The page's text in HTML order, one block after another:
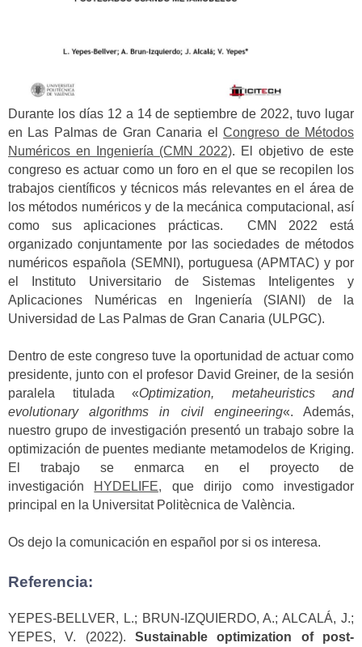
Durante los días 12 a 14 de septiembre de 2022, tuvo lugar
en Las Palmas de Gran Canaria elCongreso de Métodos
Numéricos en Ingeniería (CMN 2022). El objetivo de este
congreso es actuar como un foro en el que se recopilen los
trabajos científicos y técnicos más relevantes en el área de
los métodos numéricos y de la mecánica computacional, así
como sus aplicaciones prácticas. CMN 2022 está
organizado conjuntamente por las sociedades de métodos
numéricos española (SEMNI), portuguesa (APMTAC) y por
el Instituto Universitario de Sistemas Inteligentes y
Aplicaciones Numéricas en Ingeniería (SIANI) de la
Universidad de Las Palmas de Gran Canaria (ULPGC).
Dentro de este congreso tuve la oportunidad de actuar como
presidente, junto con el profesor David Greiner, de la sesión
paralela titulada «Optimization, metaheuristics and
evolutionary algorithms in civil engineering«. Además,
nuestro grupo de investigación presentó un trabajo sobre la
optimización de puentes mediante metamodelos de Kriging.
El trabajo se enmarca en el proyecto de
investigación HYDELIFE, que dirijo como investigador
principal en la Universitat Politècnica de València.
Os dejo la comunicación en español por si os interesa.
Referencia:
YEPES-BELLVER, L.; BRUN-IZQUIERDO, A.; ALCALÁ, J.;
YEPES, V. (2022). Sustainable optimization of post-